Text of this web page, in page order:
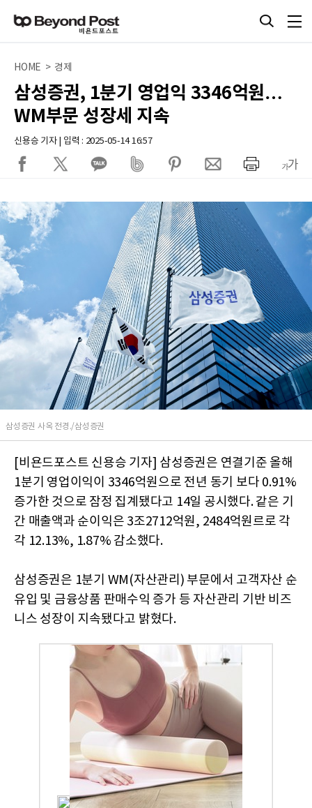
HOME > 경제
삼성증권, 1분기 영업익 3346억원…
WM부문 성장세 지속
신용승 기자 | 입력 : 2025-05-14 16:57
삼성증권 사옥 전경./삼성증권
[비욘드포스트 신용승 기자] 삼성증권은 연결기준 올해
1분기 영업이익이 3346억원으로 전년 동기 보다 0.91%
증가한 것으로 잠정 집계됐다고 14일 공시했다. 같은 기
간 매출액과 순이익은 3조2712억원, 2484억원르로 각
각 12.13%, 1.87% 감소했다.
삼성증권은 1분기 WM(자산관리) 부문에서 고객자산 순
유입 및 금융상품 판매수익 증가 등 자산관리 기반 비즈
니스 성장이 지속됐다고 밝혔다.